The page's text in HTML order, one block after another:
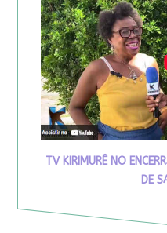
TV KIRIMURÊ NO
DE